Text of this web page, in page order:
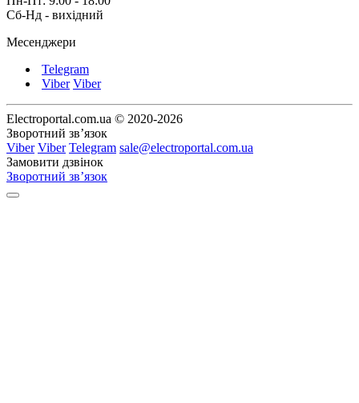
Сб-Нд - вихідний
Месенджери
Telegram
Viber Viber
Electroportal.com.ua © 2020-2026
Зворотний зв’язок
Viber Viber Telegram sale@electroportal.com.ua
Замовити дзвінок
Зворотний зв’язок